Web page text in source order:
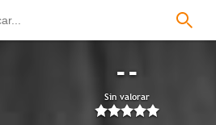
--
Sin valorar